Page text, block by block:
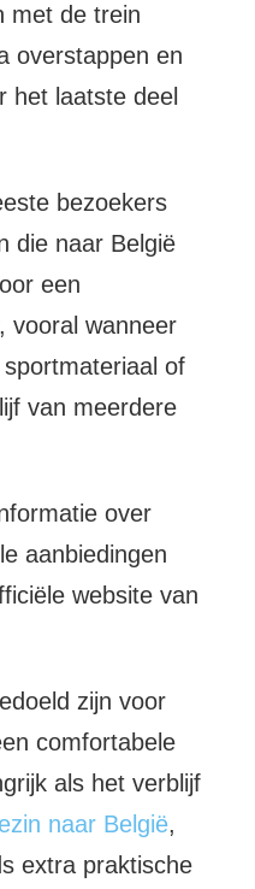
met de trein
overstappen en
het laatste deel
bezoekers
die naar België
een
vooral wanneer
of
van meerdere
over
aanbiedingen
website van
zijn voor
comfortabele
als het verblijf
naar België,
extra praktische